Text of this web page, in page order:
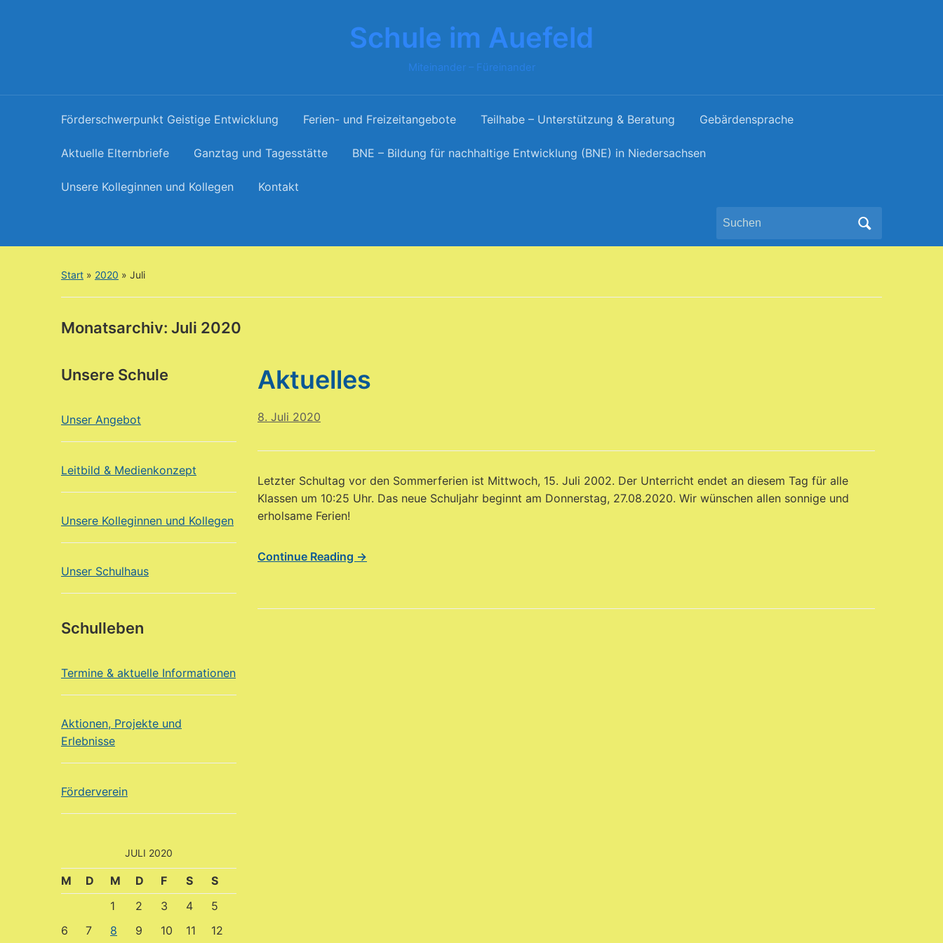
Schule im Auefeld
Miteinander – Füreinander
Förderschwerpunkt Geistige Entwicklung Ferien- und Freizeitangebote Teilhabe – Unterstützung & Beratung Gebärdensprache
Aktuelle Elternbriefe Ganztag und Tagesstätte BNE – Bildung für nachhaltige Entwicklung (BNE) in Niedersachsen
Unsere Kolleginnen und Kollegen Kontakt
Search
Start » 2020 » Juli
Monatsarchiv: Juli 2020
Unsere Schule
Unser Angebot
Leitbild & Medienkonzept
Unsere Kolleginnen und Kollegen
Unser Schulhaus
Schulleben
Termine & aktuelle Informationen
Aktionen, Projekte und
Erlebnisse
Förderverein
JULI 2020
M D M D F S
S
1
2 3 4
5
6
7 8 9 10 11 12
Aktuelles
8. Juli 2020
Letzter Schultag vor den Sommerferien ist Mittwoch, 15. Juli 2002. Der Unterricht endet an diesem Tag für alle
Klassen um 10:25 Uhr. Das neue Schuljahr beginnt am Donnerstag, 27.08.2020. Wir wünschen allen sonnige und
erholsame Ferien!
Continue Reading →